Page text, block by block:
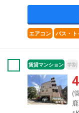
エアコン バス・ト
賃貸マンション 学割
4
(